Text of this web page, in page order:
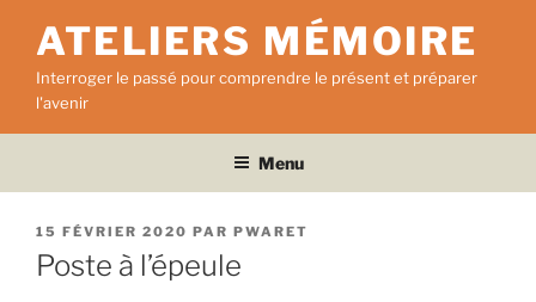
contenu
principal
ATELIERS MÉMOIRE
Interroger le passé pour comprendre le présent et préparer
l'avenir
Menu
PUBLIÉ
LE
15 FÉVRIER 2020 PAR PWARET
Poste à l’épeule